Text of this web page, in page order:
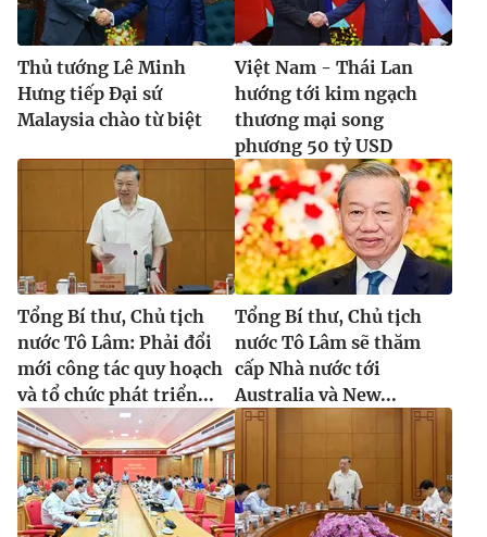
Thủ tướng Lê Minh
Hưng tiếp Đại sứ
Malaysia chào từ biệt
Việt Nam - Thái Lan
hướng tới kim ngạch
thương mại song
phương 50 tỷ USD
Tổng Bí thư, Chủ tịch
nước Tô Lâm: Phải đổi
mới công tác quy hoạch
và tổ chức phát triển...
Tổng Bí thư, Chủ tịch
nước Tô Lâm sẽ thăm
cấp Nhà nước tới
Australia và New...